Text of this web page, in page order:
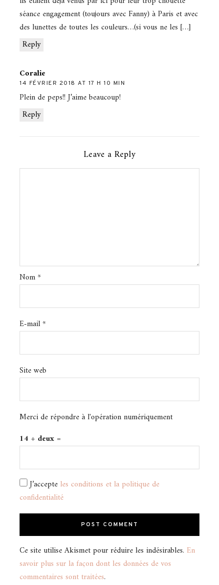
Reply
séance engagement (toujours avec Fanny) à Paris et avec
des lunettes de toutes les couleurs…(si vous ne les […]
Coralie
14 FÉVRIER 2018 AT 17 H 10 MIN
Reply
Plein de peps!! J’aime beaucoup!
Leave a Reply
Nom*
E-mail*
Site web
Merci de répondre à l'opération numériquement
14 + deux =
J’accepte les conditions et la politique de
confidentialité
Ce site utilise Akismet pour réduire les indésirables. En
savoir plus sur la façon dont les données de vos
commentaires sont traitées.